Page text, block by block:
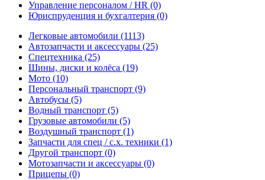
Управление персоналом / HR (0)
Юриспруденция и бухгалтерия (0)
Легковые автомобили (1113)
Автозапчасти и аксессуары (25)
Спецтехника (25)
Шины, диски и колёса (19)
Мото (10)
Персональный транспорт (9)
Автобусы (5)
Водный транспорт (5)
Грузовые автомобили (5)
Воздушный транспорт (1)
Запчасти для спец / с.х. техники (1)
Другой транспорт (0)
Мотозапчасти и аксессуары (0)
Прицепы (0)